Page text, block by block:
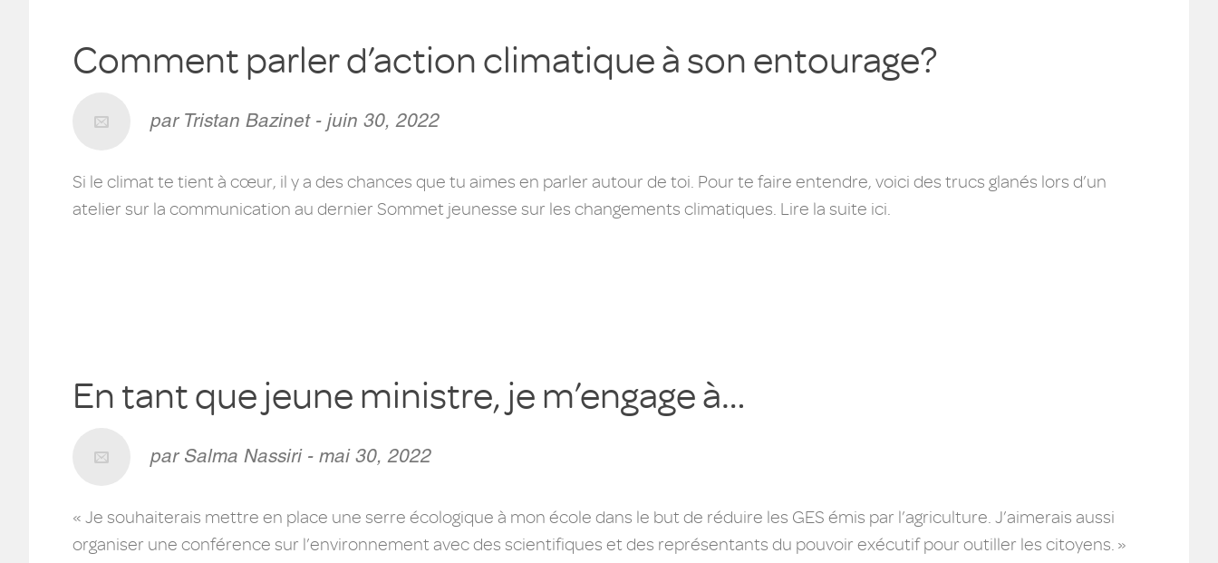
Comment parler d’action climatique à son entourage?
par Tristan Bazinet - juin 30, 2022
Si le climat te tient à cœur, il y a des chances que tu aimes en parler autour de toi. Pour te faire entendre, voici des trucs glanés lors d’un
atelier sur la communication au dernier Sommet jeunesse sur les changements climatiques. Lire la suite ici.
En tant que jeune ministre, je m’engage à…
par Salma Nassiri - mai 30, 2022
« Je souhaiterais mettre en place une serre écologique à mon école dans le but de réduire les GES émis par l’agriculture. J’aimerais aussi
organiser une conférence sur l’environnement avec des scientifiques et des représentants du pouvoir exécutif pour outiller les citoyens. »